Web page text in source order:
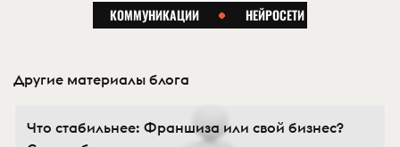
Другие материалы блога
Что стабильнее: Франшиза или свой бизнес?